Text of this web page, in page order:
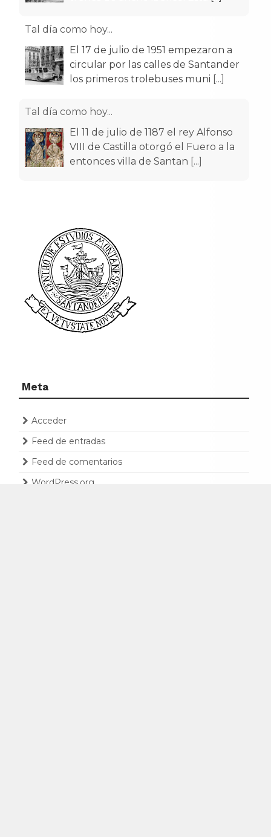
Tal día como hoy...
El 17 de julio de 1951 empezaron a
circular por las calles de Santander
los primeros trolebuses muni [...]
Tal día como hoy...
El 11 de julio de 1187 el rey Alfonso
VIII de Castilla otorgó el Fuero a la
entonces villa de Santan [...]
Meta
Acceder
Feed de entradas
Feed de comentarios
WordPress.org